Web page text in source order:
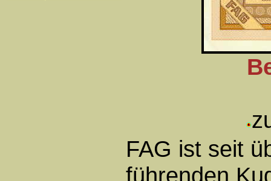
FAG ist seit
führenden